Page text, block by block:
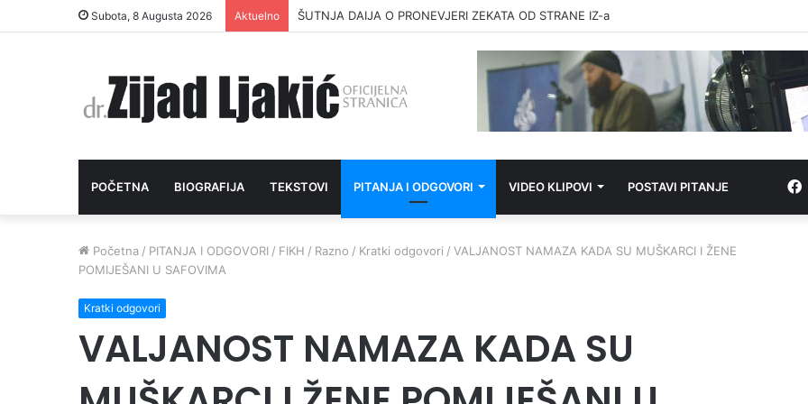
Subota, 8 Augusta 2026 Aktuelno ŠUTNJA DAIJA O PRONEVJERI ZEKATA OD STRANE IZ-a
POČETNA BIOGRAFIJA TEKSTOVI PITANJA I ODGOVORI VIDEO KLIPOVI POSTAVI PITANJE
Početna / PITANJA I ODGOVORI / FIKH / Razno / Kratki odgovori / VALJANOST NAMAZA KADA SU MUŠKARCI I ŽENE
POMIJEŠANI U SAFOVIMA
Kratki odgovori
VALJANOST NAMAZA KADA SU